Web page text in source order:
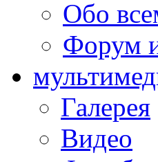
Обо
Форум
Галерея
Видео